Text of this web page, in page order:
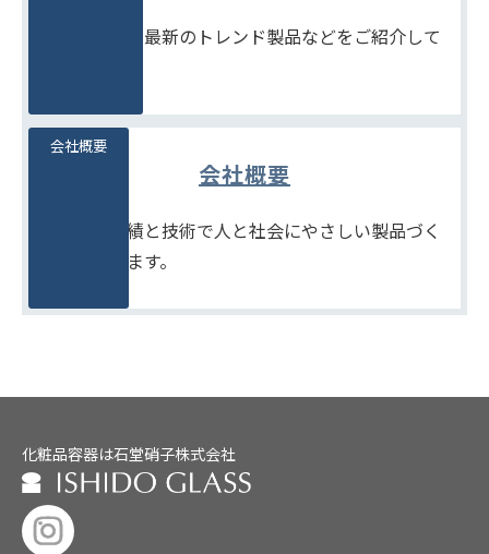
季節商品や、最新のトレンド製品などをご紹介して
会社概要
たしかな実績と技術で人と社会にやさしい製品づく
りをめざします。
会社概要
化粧品容器は石堂硝子株式会社